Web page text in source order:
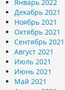
Январь 2022
Декабрь 2021
Ноябрь 2021
Октябрь 2021
Сентябрь 2021
Август 2021
Июль 2021
Июнь 2021
Май 2021